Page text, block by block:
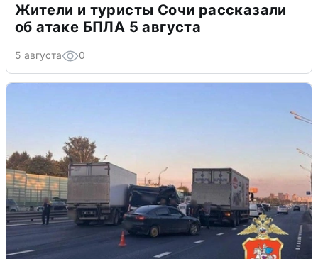
Жители и туристы Сочи рассказали
об атаке БПЛА 5 августа
5 августа 0